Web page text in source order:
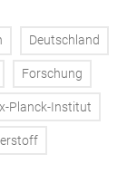
Deutschland
Forschung
Planck-Institut